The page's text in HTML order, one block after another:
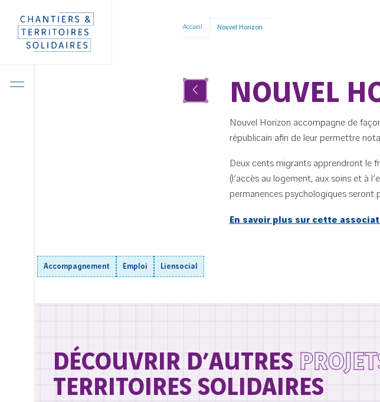
Aller
directement
au
Accueil Nouvel Horizon
NOUVEL
Nouvel Horizon accompagne de
républicain afin de leur permettre
Deux cents migrants apprendront le
(l’accès au logement, aux soins et à
permanences psychologiques seront
En savoir plus sur cette
Accompagnement Emploi Liensocial
DÉCOUVRIR D’AUTRES
TERRITOIRES SOLIDAIRES